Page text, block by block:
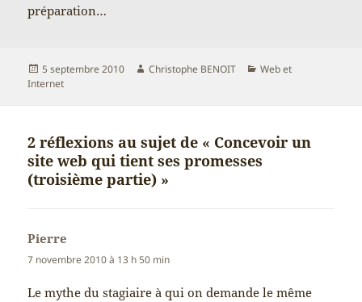
préparation…
Publié
le
5 septembre 2010 Auteur
Christophe BENOIT Catégories
Web et
Internet
2 réflexions au sujet de « Concevoir un
site web qui tient ses promesses
(troisième partie) »
Pierre
7 novembre 2010 à 13 h 50 min
Le mythe du stagiaire à qui on demande le même